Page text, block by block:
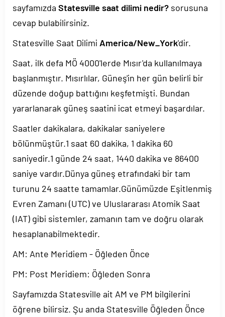
sayfamızda Statesville saat dilimi nedir? sorusuna
cevap bulabilirsiniz.
Statesville Saat Dilimi America/New_York'dir.
Saat, ilk defa MÖ 4000'lerde Mısır'da kullanılmaya
başlanmıştır. Mısırlılar, Güneş'in her gün belirli bir
düzende doğup battığını keşfetmişti. Bundan
yararlanarak güneş saatini icat etmeyi başardılar.
Saatler dakikalara, dakikalar saniyelere
bölünmüştür.1 saat 60 dakika, 1 dakika 60
saniyedir.1 günde 24 saat, 1440 dakika ve 86400
saniye vardır.Dünya güneş etrafındaki bir tam
turunu 24 saatte tamamlar.Günümüzde Eşitlenmiş
Evren Zamanı (UTC) ve Uluslararası Atomik Saat
(IAT) gibi sistemler, zamanın tam ve doğru olarak
hesaplanabilmektedir.
AM: Ante Meridiem - Öğleden Önce
PM: Post Meridiem: Öğleden Sonra
Sayfamızda Statesville ait AM ve PM bilgilerini
öğrene bilirsiz. Şu anda Statesville Öğleden Önce